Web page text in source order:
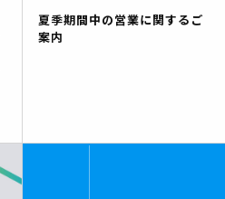
夏季期間中の営業に関するご
案内